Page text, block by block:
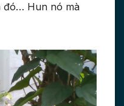
đó… Hun nó mà